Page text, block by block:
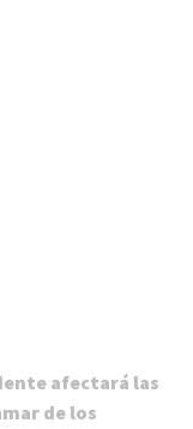
afectará las
de los